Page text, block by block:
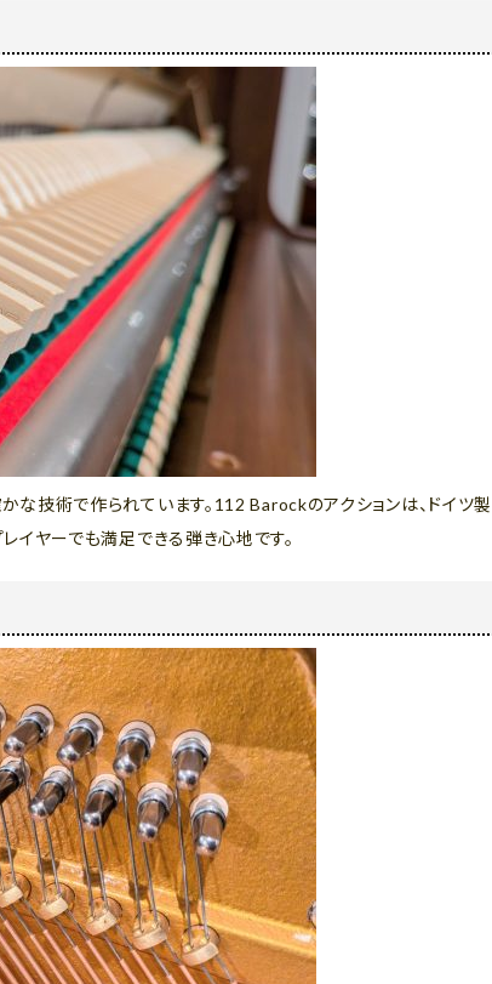
な技術で作られています。112 Barockのアクションは、ドイツ
イヤーでも満足できる弾き心地です。